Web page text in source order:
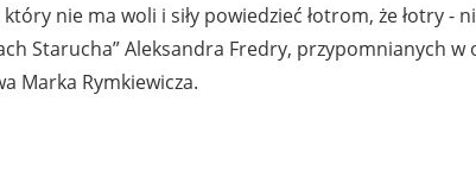
nie ma woli i siły powiedzieć łotrom, że łotry -
Starucha” Aleksandra Fredry, przypomnianych w
Marka Rymkiewicza.